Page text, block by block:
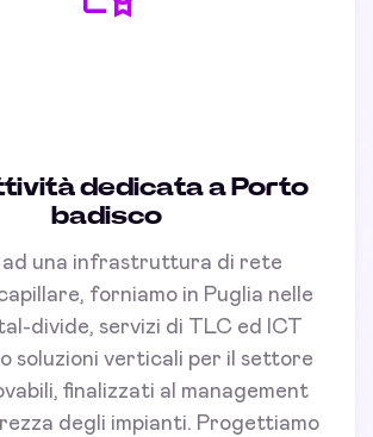
dedicata a Porto
badisco
ad una infrastruttura di rete
forniamo in Puglia nelle
divide, servizi di TLC ed ICT
soluzioni verticali per il settore
finalizzati al management
degli impianti. Progettiamo